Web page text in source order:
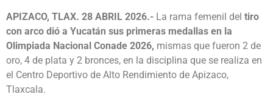
APIZACO, TLAX. 28 ABRIL 2026.- La rama femenil del tiro
con arco dió a Yucatán sus primeras medallas en la
Olimpiada Nacional Conade 2026, mismas que fueron 2 de
oro, 4 de plata y 2 bronces, en la disciplina que se realiza en
el Centro Deportivo de Alto Rendimiento de Apizaco,
Tlaxcala.